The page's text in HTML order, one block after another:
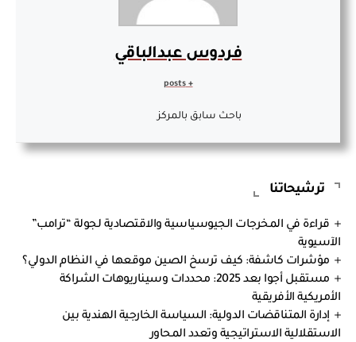
فردوس عبدالباقي
باحث سابق بالمركز
ترشيحاتنا
قراءة في المخرجات الجيوسياسية والاقتصادية لجولة “ترامب”
الآسيوية
مؤشرات كاشفة: كيف ترسخ الصين موقعها في النظام الدولي؟
مستقبل أجوا بعد 2025: محددات وسيناريوهات الشراكة
الأمريكية الأفريقية
إدارة المتناقضات الدولية: السياسة الخارجية الهندية بين
الاستقلالية الاستراتيجية وتعدد المحاور